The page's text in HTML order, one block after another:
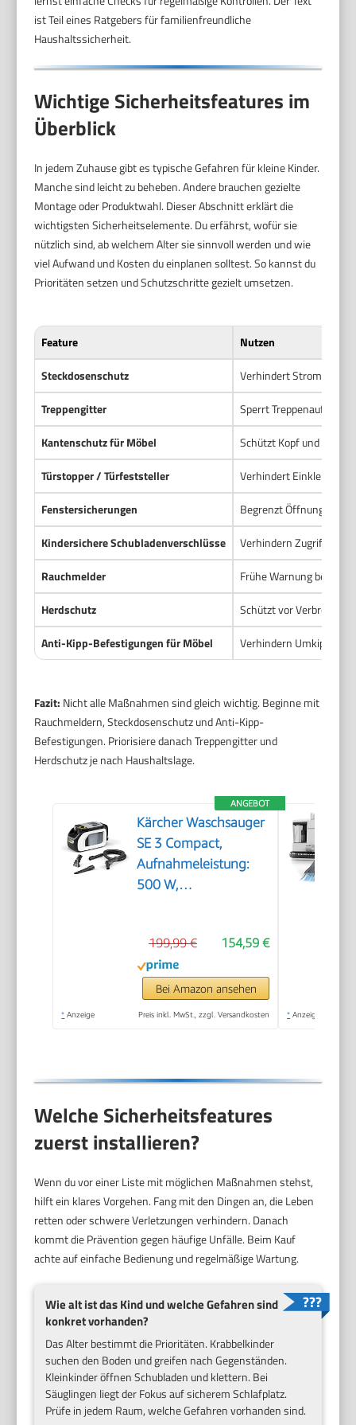
ist Teil eines Ratgebers für familienfreundliche
Haushaltssicherheit.
Wichtige Sicherheitsfeatures im
Überblick
In jedem Zuhause gibt es typische Gefahren für kleine Kinder.
Manche sind leicht zu beheben. Andere brauchen gezielte
Montage oder Produktwahl. Dieser Abschnitt erklärt die
wichtigsten Sicherheitselemente. Du erfährst, wofür sie
nützlich sind, ab welchem Alter sie sinnvoll werden und wie
viel Aufwand und Kosten du einplanen solltest. So kannst du
Prioritäten setzen und Schutzschritte gezielt umsetzen.
Feature
Nutzen
Steckdosenschutz
Verhindert
Treppengitter
Sperrt Treppenauf- und
Kantenschutz für Möbel
Schützt Kopf und
Türstopper / Türfeststeller
Verhindert
Fenstersicherungen
Begrenzt Öffnung und
Kindersichere Schubladenverschlüsse
Verhindern Zugriff auf
Rauchmelder
Frühe Warnung bei
Herdschutz
Schützt vor
Anti-Kipp-Befestigungen für Möbel
Verhindern Umkippen
Fazit: Nicht alle Maßnahmen sind gleich wichtig. Beginne mit
Rauchmeldern, Steckdosenschutz und Anti-Kipp-
Befestigungen. Priorisiere danach Treppengitter und
Herdschutz je nach Haushaltslage.
ANGEBOT
Kärcher Waschsauger
SE 3 Compact,
Aufnahmeleistung:
500 W,
Gewicht: 4,1 kg,
Sprühsaugschlauch,
Waschpolsterdüse
und Waschfugendüse,
154,59 €
199,99 €
Bei Amazon ansehen
* Anzeige Preis inkl. MwSt., zzgl. Versandkosten * Anzeige
Welche Sicherheitsfeatures
zuerst installieren?
Wenn du vor einer Liste mit möglichen Maßnahmen stehst,
hilft ein klares Vorgehen. Fang mit den Dingen an, die Leben
retten oder schwere Verletzungen verhindern. Danach
kommt die Prävention gegen häufige Unfälle. Beim Kauf
achte auf einfache Bedienung und regelmäßige Wartung.
Wie alt ist das Kind und welche Gefahren sind
konkret vorhanden?
Das Alter bestimmt die Prioritäten. Krabbelkinder
suchen den Boden und greifen nach Gegenständen.
Kleinkinder öffnen Schubladen und klettern. Bei
Säuglingen liegt der Fokus auf sicherem Schlafplatz.
Prüfe in jedem Raum, welche Gefahren vorhanden sind.